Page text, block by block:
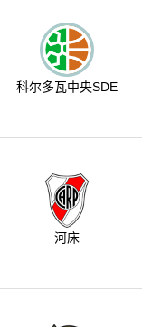
科尔多瓦中央SDE
河床